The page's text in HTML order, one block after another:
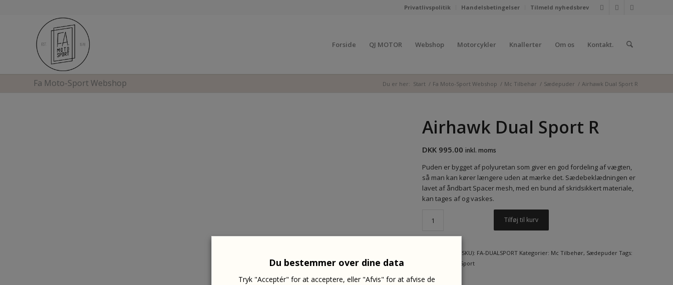
Privatlivspolitik Handelsbetingelser Tilmeld nyhedsbrev
Forside QJ MOTOR Webshop Motorcykler Knallerter Om os Kontakt.
Fa Moto-Sport Webshop Du er her: Start / Fa Moto-Sport Webshop / Mc Tilbehør / Sædepuder / Airhawk Dual Sport R
Airhawk Dual Sport R
DKK 995.00 inkl. moms
Puden er bygget af polyuretan som giver en god fordeling af vægten,
så man kan kører længere uden at mærke det. Sædebeklædningen er
lavet af åndbart Spacer mesh, med en bund af skridsikkert materiale,
kan tages af og vaskes.
Tilføj til kurv
Varenummer (SKU): FA-DUALSPORT Kategorier: Mc Tilbehør, Sædepuder Tags:
Dual Sport
Du bestemmer over dine data
Tryk "Acceptér" for at acceptere, eller "Afvis" for at afvise de